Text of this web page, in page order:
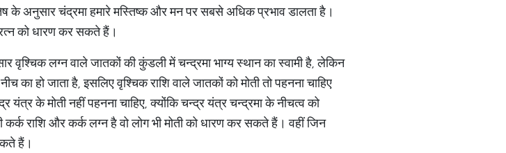
के अनुसार चंद्रमा हमारे मस्तिष्क और मन पर सबसे अधिक प्रभाव डालता है।
को धारण कर सकते हैं।
वृश्चिक लग्न वाले जातकों की कुंडली में चन्द्रमा भाग्य स्थान का स्वामी है, लेकिन
का हो जाता है, इसलिए वृश्चिक राशि वाले जातकों को मोती तो पहनना चाहिए
यंत्र के मोती नहीं पहनना चाहिए, क्योंकि चन्द्र यंत्र चन्द्रमा के नीचत्व को
राशि और कर्क लग्न है वो लोग भी मोती को धारण कर सकते हैं। वहीं जिन
हैं।